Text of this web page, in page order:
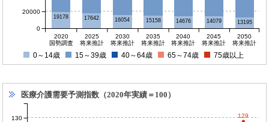
19178 17642 16054 15158 14676 14079 13195
2020
国勢調査
2025
将来推計
2030
将来推計
2035
将来推計
2040
将来推計
2045
将来推計
2050
将来推計
0
20000
0～14歳 15～39歳 40～64歳 65～74歳 75歳以上
医療介護需要予測指数（2020年実績＝100）
129
130